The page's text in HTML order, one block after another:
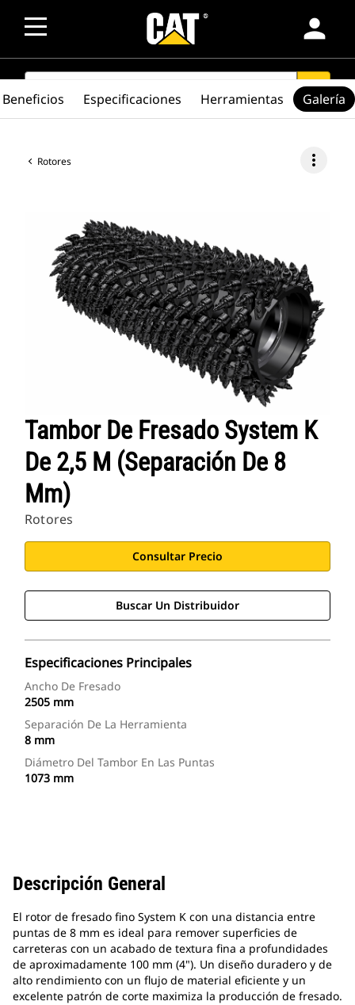
person
SEARCH search
Rotores more_vert
Tambor De Fresado System K
De 2,5 M (separación De 8
Mm)
Rotores
Consultar Precio
Buscar Un Distribuidor
Especificaciones Principales
Ancho De Fresado
2505 mm
Separación De La Herramienta
8 mm
Diámetro Del Tambor En Las Puntas
1073 mm
Beneficios Especificaciones Herramientas Galería
Descripción General
El rotor de fresado fino System K con una distancia entre
puntas de 8 mm es ideal para remover superficies de
carreteras con un acabado de textura fina a profundidades
de aproximadamente 100 mm (4"). Un diseño duradero y de
alto rendimiento con un flujo de material eficiente y un
excelente patrón de corte maximiza la producción de fresado.